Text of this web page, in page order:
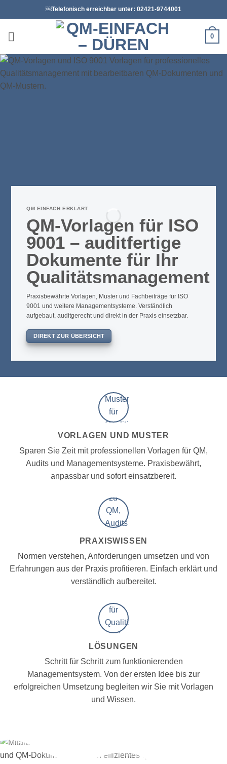
Inhalt
springen
￼Telefonisch erreichbar unter: 02421-9744001
0
QM EINFACH ERKLÄRT
QM-Vorlagen für ISO
9001 – auditfertige
Dokumente für Ihr
Qualitätsmanagement
Praxisbewährte Vorlagen, Muster und Fachbeiträge für ISO
9001 und weitere Managementsysteme. Verständlich
aufgebaut, auditgerecht und direkt in der Praxis einsetzbar.
DIREKT ZUR ÜBERSICHT
VORLAGEN UND MUSTER
Sparen Sie Zeit mit professionellen Vorlagen für QM,
Audits und Managementsysteme. Praxisbewährt,
anpassbar und sofort einsatzbereit.
PRAXISWISSEN
Normen verstehen, Anforderungen umsetzen und von
Erfahrungen aus der Praxis profitieren. Einfach erklärt und
verständlich aufbereitet.
LÖSUNGEN
Schritt für Schritt zum funktionierenden
Managementsystem. Von der ersten Idee bis zur
erfolgreichen Umsetzung begleiten wir Sie mit Vorlagen
und Wissen.